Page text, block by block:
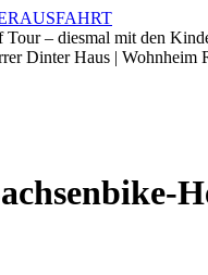
Tour – diesmal mit den
Dinter Haus |